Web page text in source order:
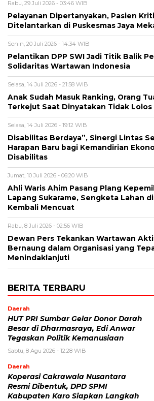
Rabu, 29 Juli 2026 - 03:46 WIB
Pelayanan Dipertanyakan, Pasien
Ditelantarkan di Puskesmas Jaya
Senin, 20 Juli 2026 - 14:34 WIB
Pelantikan DPP SWI Jadi Titik Balik
Solidaritas Wartawan Indonesia
Selasa, 14 Juli 2026 - 21:58 WIB
Anak Sudah Masuk Ranking, Orang
Terkejut Saat Dinyatakan Tidak Lolos
Selasa, 14 Juli 2026 - 19:12 WIB
Disabilitas Berdaya”, Sinergi Lintas
Harapan Baru bagi Kemandirian
Disabilitas
Jumat, 10 Juli 2026 - 06:20 WIB
Ahli Waris Ahim Pasang Plang
Lapang Sukarame, Sengketa Lahan
Kembali Mencuat
Rabu, 8 Juli 2026 - 02:56 WIB
Dewan Pers Tekankan Wartawan
Bernaung dalam Organisasi yang
Menindaklanjuti
BERITA TERBARU
Daerah
HUT PRI Sumbar Gelar Donor Darah
Besar di Dharmasraya, Edi Anwar
Tegaskan Politik Kemanusiaan
Sabtu, 8 Agu 2026 - 12:28 WIB
Daerah
Koperasi Cakrawala Nusantara
Resmi Dibentuk, DPD SPMI
Kabupaten Karo Siapkan Langkah